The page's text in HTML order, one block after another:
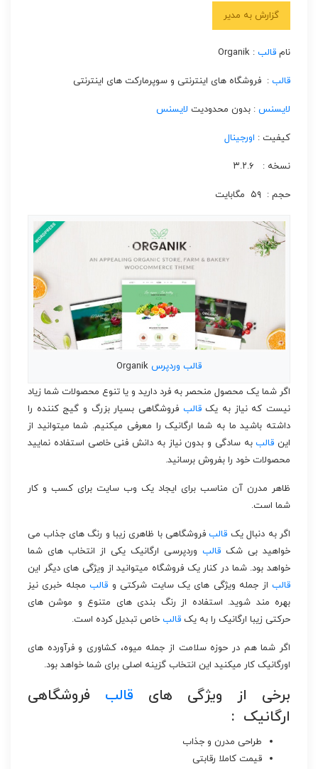
گزارش به مدیر
نام قالب : Organik
قالب : فروشگاه های اینترنتی و سوپرمارکت های اینترنتی
لایسنس : بدون محدودیت لایسنس
کیفیت : اورجینال
نسخه : ۳.۲.۶
حجم : ۵۹ مگابایت
قالب وردپرس
اگر شما یک محصول منحصر به فرد دارید و یا تنوع محصولات شما زیاد
نیست که نیاز به یکقالب فروشگاهی بسیار بزرگ و گیج کننده را
داشته باشید ما به شما ارگانیک را معرفی میکنیم. شما میتوانید از
این قالببه سادگی و بدون نیاز به دانش فنی خاصی استفاده نمایید
محصولات خود را بفروش برسانید.
ظاهر مدرن آن مناسب برای ایجاد یک وب سایت برای کسب و کار
شما است.
اگر به دنبال یک قالبفروشگاهی با ظاهری زیبا و رنگ های جذاب می
خواهید بی شک قالب وردپرسی ارگانیک یکی از انتخاب های شما
خواهد بود. شما در کنار یک فروشگاه میتوانید از ویژگی های دیگر این
قالب از جمله ویژگی های یک سایت شرکتی و قالبمجله خبری نیز
بهره مند شوید. استفاده از رنگ بندی های متنوع و موشن های
حرکتی زیبا ارگانیک را به یک قالب خاص تبدیل کرده است.
اگر شما هم در حوزه سلامت از جمله میوه، کشاوری و فرآورده های
اورگانیک کار میکنید این انتخاب گزینه اصلی برای شما خواهد بود.
برخی از ویژگی های قالب فروشگاهی
ارگانیک :
طراحی مدرن و جذاب
قیمت کاملا رقابتی